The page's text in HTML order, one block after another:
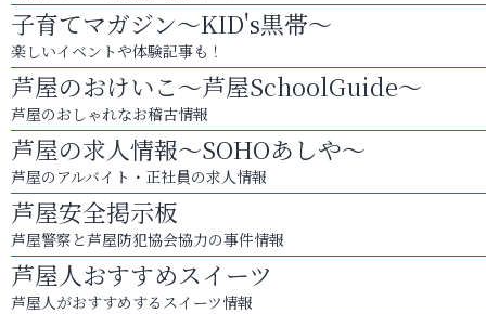
子育てマガジン～KID's黒帯～
楽しいイベントや体験記事も！
芦屋のおけいこ～芦屋SchoolGuide～
芦屋のおしゃれなお稽古情報
芦屋の求人情報～SOHOあしや～
芦屋のアルバイト・正社員の求人情報
芦屋安全掲示板
芦屋警察と芦屋防犯協会協力の事件情報
芦屋人おすすめスイーツ
芦屋人がおすすめするスイーツ情報